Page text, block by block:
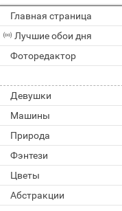
Главная страница
Лучшие обои дня
Фоторедактор
Девушки
Машины
Природа
Фэнтези
Цветы
Абстракции